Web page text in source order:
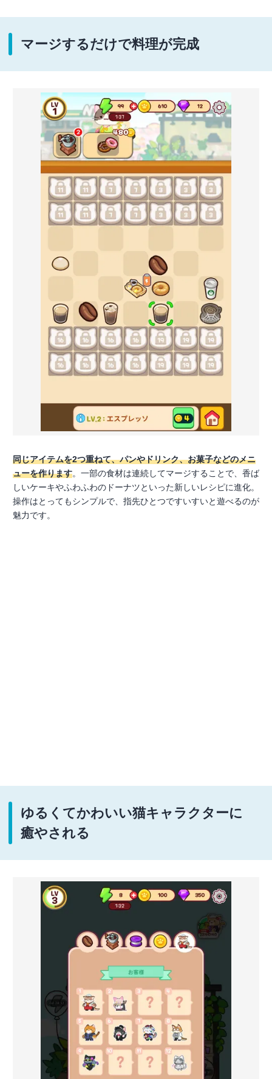
マージするだけで料理が完成
同じアイテムを2つ重ねて、パンやドリンク、お菓子などのメニ
ューを作ります。一部の食材は連続してマージすることで、香ば
しいケーキやふわふわのドーナツといった新しいレシピに進化。
操作はとってもシンプルで、指先ひとつですいすいと遊べるのが
魅力です。
ゆるくてかわいい猫キャラクターに
癒やされる